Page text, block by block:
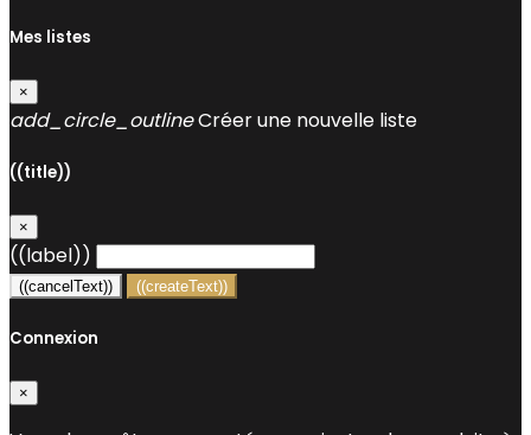
Mes listes
×
add_circle_outlineCréer une nouvelle liste
((title))
×
((label))
((cancelText)) ((createText))
Connexion
×